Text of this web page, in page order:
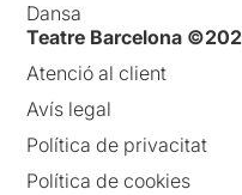
Dansa
Teatre Barcelona
Atenció al client
Avís legal
Política de privacitat
Política de cookies